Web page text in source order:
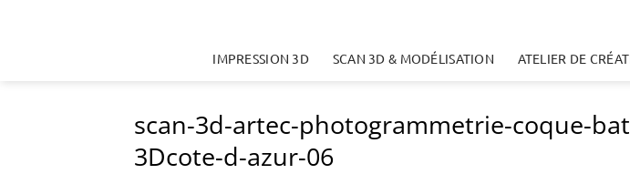
IMPRESSION 3D SCAN 3D & MODÉLISATION ATELIER DE
scan-3d-artec-photogrammetrie-coque-
3Dcote-d-azur-06